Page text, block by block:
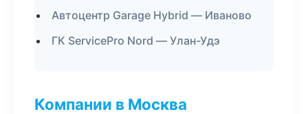
Автоцентр Garage Hybrid — Иваново
ГК ServicePro Nord — Улан-Удэ
Компании в Москва